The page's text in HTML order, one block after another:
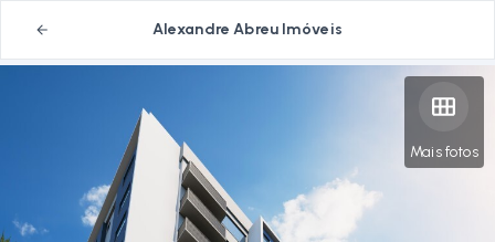
Alexandre Abreu Imóveis
Mais fotos